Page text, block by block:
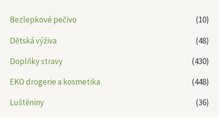
Bezlepkové pečivo
(10)
Dětská výživa
(48)
Doplňky stravy
(430)
EKO drogerie a kosmetika
(448)
Luštěniny
(36)